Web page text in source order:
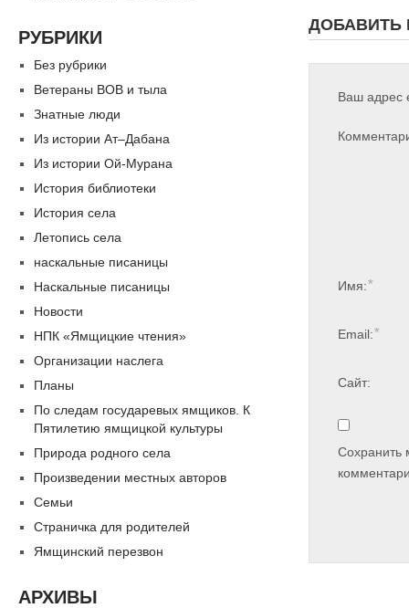
ДОБАВИТЬ
Ваш адрес
Имя:*
Email:*
Сайт:
Сохранить
РУБРИКИ
Без рубрики
Ветераны ВОВ и тыла
Знатные люди
Из истории Ат–Дабана
Из истории Ой-Мурана
История библиотеки
История села
Летопись села
наскальные писаницы
Наскальные писаницы
Новости
НПК «Ямщицкие чтения»
Организации наслега
Планы
По следам государевых ямщиков. К
Пятилетию ямщицкой культуры
Природа родного села
Произведении местных авторов
Семьи
Страничка для родителей
Ямщинский перезвон
АРХИВЫ